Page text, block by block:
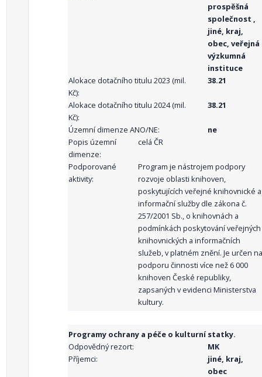
prospěšná
společnost ,
jiné, kraj,
obec, veřejná
výzkumná
instituce
Alokace dotačního titulu 2023 (mil.
Kč):
38.21
Alokace dotačního titulu 2024 (mil.
Kč):
38.21
Územní dimenze ANO/NE:
ne
Popis územní
dimenze:
celá ČR
Podporované
aktivity:
Program je nástrojem podpory
rozvoje oblasti knihoven,
poskytujících veřejné knihovnické a
informační služby dle zákona č.
257/2001 Sb., o knihovnách a
podmínkách poskytování veřejných
knihovnických a informačních
služeb, v platném znění. Je určen na
podporu činnosti více než 6 000
knihoven České republiky,
zapsaných v evidenci Ministerstva
kultury.
Programy ochrany a péče o kulturní statky.
Odpovědný rezort:
MK
Příjemci:
jiné, kraj,
obec